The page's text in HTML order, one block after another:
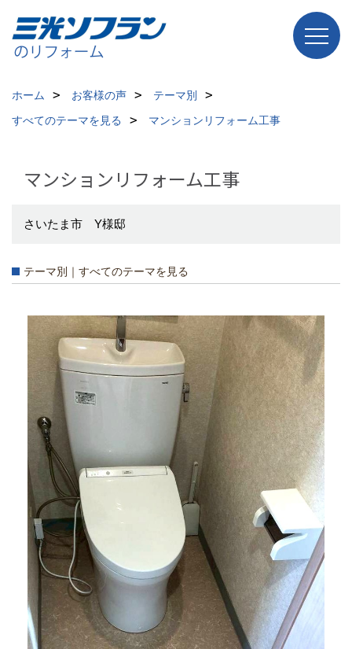
ホーム お客様の声
テーマ別
すべてのテーマを見る
マンションリフォーム工事
マンションリフォーム工事
さいたま市 Y様邸
テーマ別｜すべてのテーマを見る